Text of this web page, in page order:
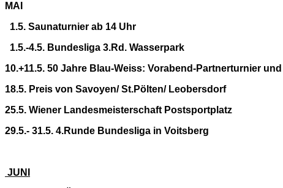
MAI
1.5. Saunaturnier ab 14 Uhr
1.5.-4.5. Bundesliga 3.Rd. Wasserpark
10.+11.5. 50 Jahre Blau-Weiss: Vorabend-Partnerturnier
18.5. Preis von Savoyen/ St.Pölten/ Leobersdorf
25.5. Wiener Landesmeisterschaft Postsportplatz
29.5.- 31.5. 4.Runde Bundesliga in Voitsberg
JUNI